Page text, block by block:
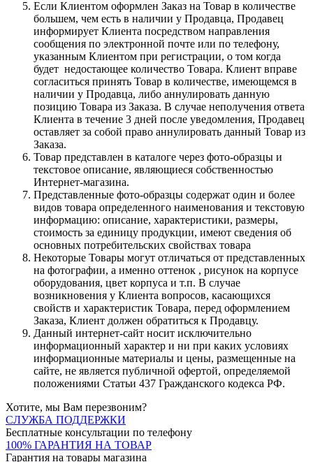
Если Клиентом оформлен Заказ на Товар в количестве
большем, чем есть в наличии у Продавца, Продавец
информирует Клиента посредством направления
сообщения по электронной почте или по телефону,
указанным Клиентом при регистрации, о том когда
будет недостающее количество Товара. Клиент вправе
согласиться принять Товар в количестве, имеющемся в
наличии у Продавца, либо аннулировать данную
позицию Товара из Заказа. В случае неполучения ответа
Клиента в течение 3 дней после уведомления, Продавец
оставляет за собой право аннулировать данный Товар из
Заказа.
Товар представлен в каталоге через фото-образцы и
текстовое описание, являющиеся собственностью
Интернет-магазина.
Представленные фото-образцы содержат один и более
видов товара определенного наименования и текстовую
информацию: описание, характеристики, размеры,
стоимость за единицу продукции, имеют сведения об
основных потребительских свойствах товара
Некоторые Товары могут отличаться от представленных
на фотографии, а именно оттенок , рисунок на корпусе
оборудования, цвет корпуса и т.п. В случае
возникновения у Клиента вопросов, касающихся
свойств и характеристик Товара, перед оформлением
Заказа, Клиент должен обратиться к Продавцу.
Данный интернет-сайт носит исключительно
информационный характер и ни при каких условиях
информационные материалы и цены, размещенные на
сайте, не является публичной офертой, определяемой
положениями Статьи 437 Гражданского кодекса РФ.
Хотите, мы Вам перезвоним?
СЛУЖБА ПОДДЕРЖКИ
Бесплатные консультации по телефону
100% ГАРАНТИЯ НА ТОВАР
Гарантия на товары магазина